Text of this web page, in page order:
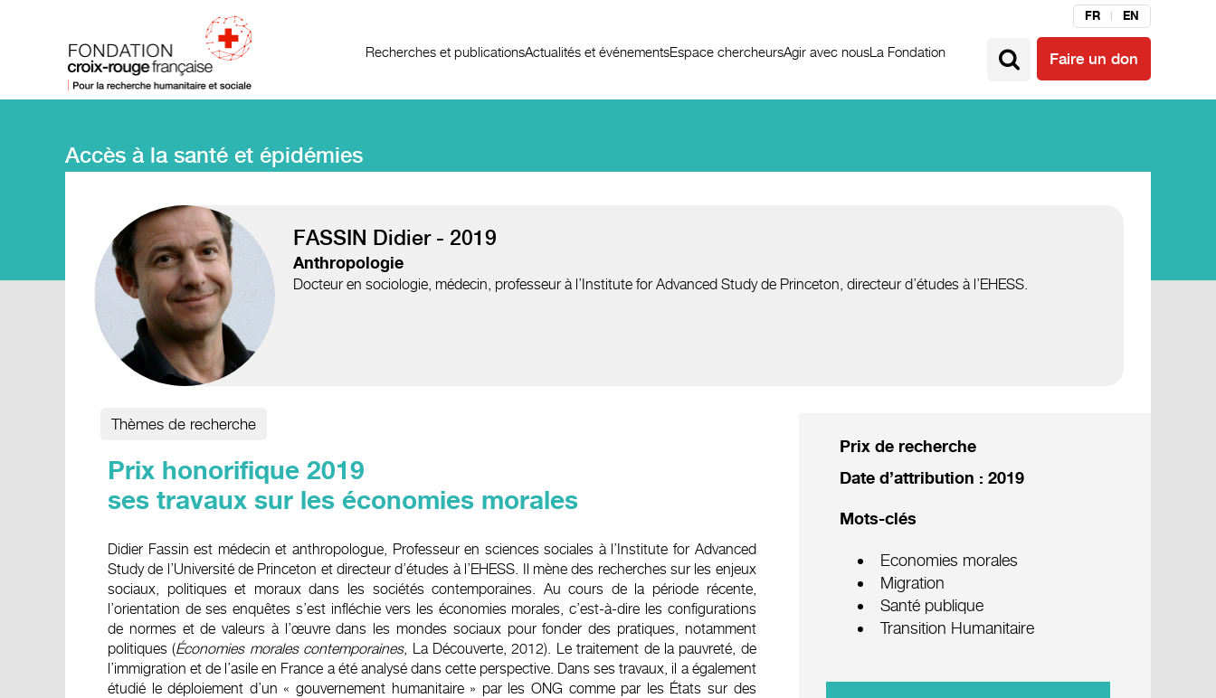
FR EN
Recherches et publicationsActualités et événementsEspace chercheursAgir avec nousLa Fondation Faire un don
Accès à la santé et épidémies
FASSIN Didier - 2019
Anthropologie
Docteur en sociologie, médecin, professeur à l’Institute for Advanced Study de Princeton, directeur d’études à l’EHESS.
Thèmes de recherche
Prix honorifique 2019
ses travaux sur les économies morales
Didier Fassin est médecin et anthropologue, Professeur en sciences sociales à l’Institute for Advanced
Study de l’Université de Princeton et directeur d’études à l’EHESS. Il mène des recherches sur les enjeux
sociaux, politiques et moraux dans les sociétés contemporaines. Au cours de la période récente,
l’orientation de ses enquêtes s’est infléchie vers les économies morales, c’est-à-dire les configurations
de normes et de valeurs à l’œuvre dans les mondes sociaux pour fonder des pratiques, notamment
politiques (Économies morales contemporaines, La Découverte, 2012). Le traitement de la pauvreté, de
l’immigration et de l’asile en France a été analysé dans cette perspective. Dans ses travaux, il a également
étudié le déploiement d’un « gouvernement humanitaire » par les ONG comme par les États sur des
Prix de recherche
Date d’attribution : 2019
Mots-clés
Economies morales
Migration
Santé publique
Transition Humanitaire